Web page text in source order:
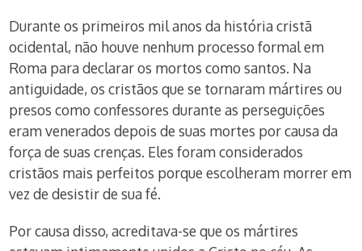
Durante os primeiros mil anos da história cristã
ocidental, não houve nenhum processo formal em
Roma para declarar os mortos como santos. Na
antiguidade, os cristãos que se tornaram mártires ou
presos como confessores durante as perseguições
eram venerados depois de suas mortes por causa da
força de suas crenças. Eles foram considerados
cristãos mais perfeitos porque escolheram morrer em
vez de desistir de sua fé.
Por causa disso, acreditava-se que os mártires